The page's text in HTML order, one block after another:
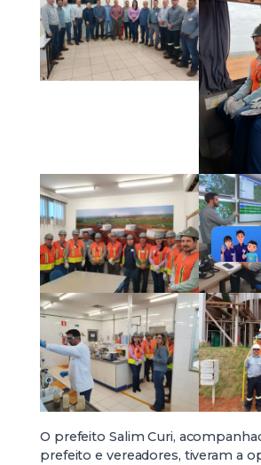
O prefeito Salim Curi,
prefeito e vereadores, tiveram a